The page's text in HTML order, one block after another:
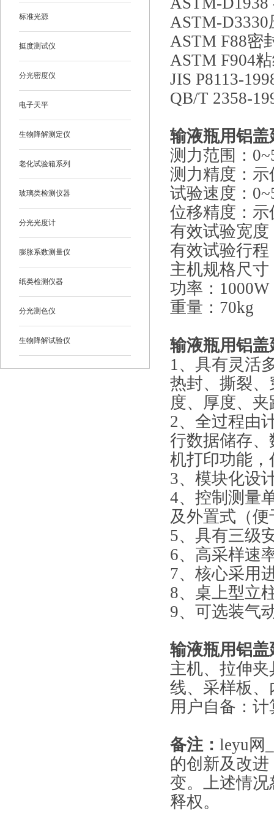
标准光源
挺度测试仪
分光密度仪
电子天平
生物降解测定仪
老化试验箱系列
玻璃类检测仪器
分光光度计
膨胀系数测量仪
纸类检测仪器
分光测色仪
生物降解试验仪
ASTM-
ASTM F88密
ASTM F904
JIS P8113-
QB/T 2358-
输液瓶用铝盖
测力范围：
测力精度：示
试验速度：
位移精度：示
有效试验宽度
有效试验行程
主机规格尺寸
功率：1000W
重量：70kg
输液瓶用铝盖
1、具有灵活
热封、撕裂
度、厚度、
2、全过程由
行数据储存
机打印功能
3、模块化设
4、控制测量
及外置式（
5、具有三级
6、高采样速
7、核心采用
8、桌上型立
9、可选装气
输液瓶用铝盖
主机、拉伸
线、采样板
用户自备：计
备注： leyu网
的创新及改
变。上述情
释权。